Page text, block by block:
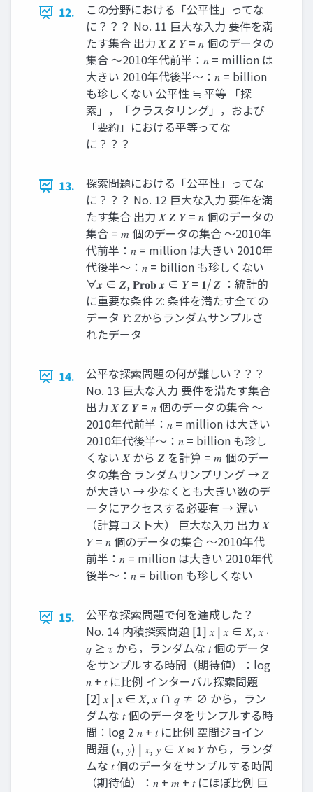
12.
この分野における「公平性」ってな
に？？？ No. 11 巨大な入力 要件を満
たす集合 出力 𝑿 𝒁 𝒀 = 𝑛 個のデータの
集合 ～2010年代前半：𝑛 = million は
大きい 2010年代後半～：𝑛 = billion
も珍しくない 公平性 ≒ 平等 「探
索」，「クラスタリング」，および
「要約」における平等ってな
に？？？
13.
探索問題における「公平性」ってな
に？？？ No. 12 巨大な入力 要件を満
たす集合 出力 𝑿 𝒁 𝒀 = 𝑛 個のデータの
集合 = 𝑚 個のデータの集合 ～2010年
代前半：𝑛 = million は大きい 2010年
代後半～：𝑛 = billion も珍しくない
∀𝒙 ∈ 𝒁, 𝐏𝐫𝐨𝐛 𝒙 ∈ 𝒀 = 𝟏/ 𝒁 ：統計的
に重要な条件 𝑍: 条件を満たす全ての
データ 𝑌: 𝑍からランダムサンプルさ
れたデータ
14.
公平な探索問題の何が難しい？？？
No. 13 巨大な入力 要件を満たす集合
出力 𝑿 𝒁 𝒀 = 𝑛 個のデータの集合 ～
2010年代前半：𝑛 = million は大きい
2010年代後半～：𝑛 = billion も珍し
くない 𝑿 から 𝒁 を計算 = 𝑚 個のデー
タの集合 ランダムサンプリング → 𝑍
が大きい → 少なくとも大きい数のデ
ータにアクセスする必要有 → 遅い
（計算コスト大） 巨大な入力 出力 𝑿
𝒀 = 𝑛 個のデータの集合 ～2010年代
前半：𝑛 = million は大きい 2010年代
後半～：𝑛 = billion も珍しくない
15.
公平な探索問題で何を達成した？
No. 14 内積探索問題 [1] 𝑥 | 𝑥 ∈ 𝑋, 𝑥 ⋅
𝑞 ≥ 𝜏 から，ランダムな 𝑡 個のデータ
をサンプルする時間（期待値）：log
𝑛 + 𝑡 に比例 インターバル探索問題
[2] 𝑥 | 𝑥 ∈ 𝑋, 𝑥 ∩ 𝑞 ≠ ∅ から，ラン
ダムな 𝑡 個のデータをサンプルする時
間：log 2 𝑛 + 𝑡 に比例 空間ジョイン
問題 (𝑥, 𝑦) | 𝑥, 𝑦 ∈ 𝑋 ⋈ 𝑌 から，ランダ
ムな 𝑡 個のデータをサンプルする時間
（期待値）：𝑛 + 𝑚 + 𝑡 にほぼ比例 巨